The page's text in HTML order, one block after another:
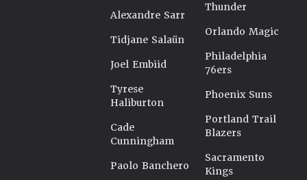
Alexandre Sarr
Tidjane Salaün
Joel Embiid
Tyrese
Haliburton
Cade
Cunningham
Paolo Banchero
Thunder
Orlando Magic
Philadelphia
76ers
Phoenix Suns
Portland Trail
Blazers
Sacramento
Kings